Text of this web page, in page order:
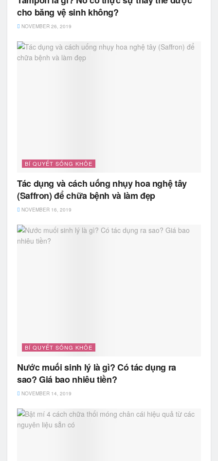
cho băng vệ sinh không?
NOVEMBER 26, 2019
BÍ QUYẾT SỐNG KHỎE
Tác dụng và cách uống nhụy hoa nghệ tây
(Saffron) để chữa bệnh và làm đẹp
NOVEMBER 16, 2019
BÍ QUYẾT SỐNG KHỎE
Nước muối sinh lý là gì? Có tác dụng ra
sao? Giá bao nhiêu tiền?
NOVEMBER 14, 2019